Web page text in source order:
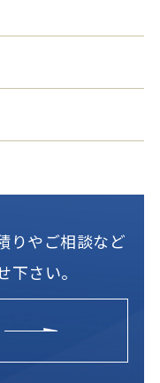
りやご相談など
下さい。